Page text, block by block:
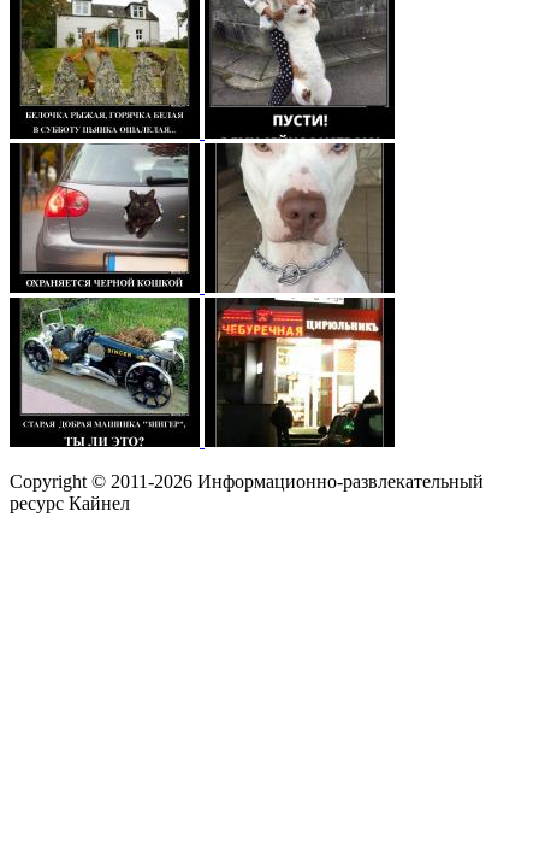
Copyright © 2011-2026 Информационно-развлекательный
ресурс Кайнел